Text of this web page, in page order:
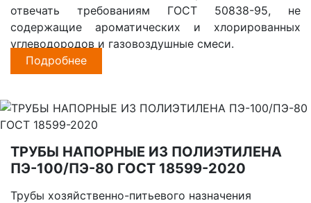
отвечать требованиям ГОСТ 50838-95, не
содержащие ароматических и хлорированных
углеводородов и газовоздушные смеси.
Подробнее
ТРУБЫ НАПОРНЫЕ ИЗ ПОЛИЭТИЛЕНА
ПЭ-100/ПЭ-80 ГОСТ 18599-2020
Трубы хозяйственно-питьевого назначения